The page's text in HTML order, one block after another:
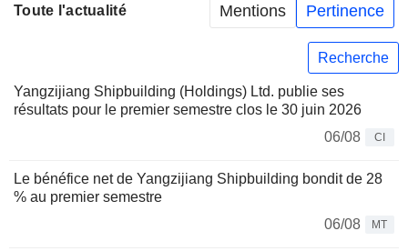
Toute l'actualité Mentions Pertinence
Recherche
Yangzijiang Shipbuilding (Holdings) Ltd. publie ses
résultats pour le premier semestre clos le 30 juin 2026
06/08
CI
Le bénéfice net de Yangzijiang Shipbuilding bondit de 28
% au premier semestre
06/08
MT